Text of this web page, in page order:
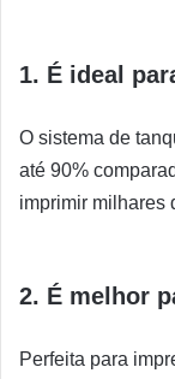
1. É ideal
O sistema de
até 90%
imprimir milhares
2. É melhor
Perfeita para